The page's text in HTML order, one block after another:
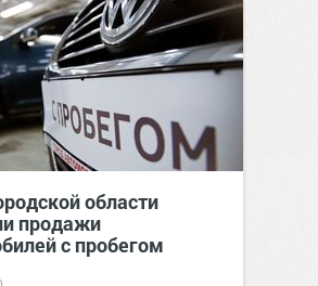
области
продажи
с пробегом